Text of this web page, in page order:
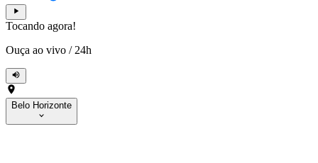
Tocando agora!
Ouça ao vivo / 24h
Belo Horizonte